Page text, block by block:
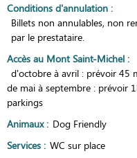
Conditions d'annulation :
Billets non annulables, non
par le prestataire.
Accès au Mont Saint-Michel :
d'octobre à avril : prévoir 45
de mai à septembre : prévoir
parkings
Animaux: Dog Friendly
Services : WC sur place